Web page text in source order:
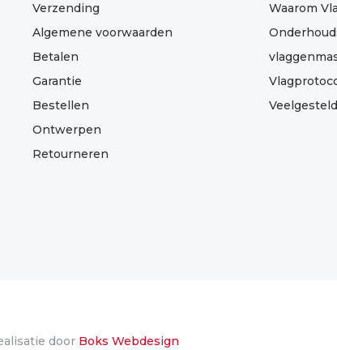
Verzending
Algemene voorwaarden
Betalen
Garantie
Bestellen
Ontwerpen
Retourneren
Waarom
door Boks Webdesign